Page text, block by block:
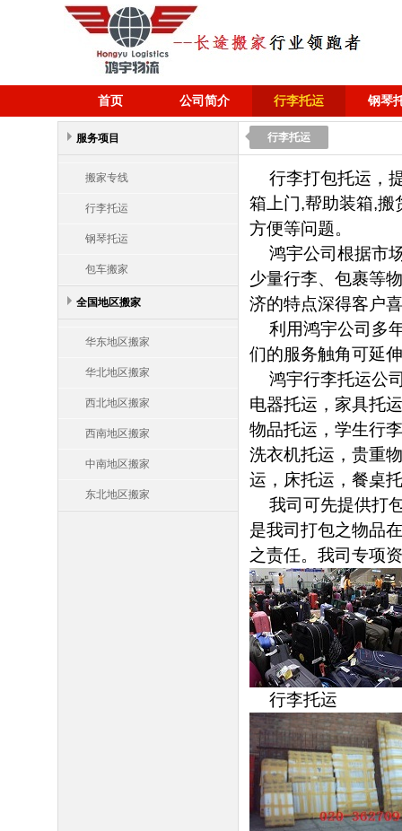
首页 公司简介 行李托运 钢琴
服务项目
搬家专线
行李托运
钢琴托运
包车搬家
全国地区搬家
华东地区搬家
华北地区搬家
西北地区搬家
西南地区搬家
中南地区搬家
东北地区搬家
行李托运
行李打包托运，
箱上门,帮助装箱,搬
方便等问题。
鸿宇公司根据市
少量行李、包裹等
济的特点深得客户
利用鸿宇公司多
们的服务触角可延
鸿宇行李托运公
电器托运，家具托
物品托运，学生行
洗衣机托运，贵重
运，床托运，餐桌
我司可先提供打
是我司打包之物品
之责任。我司专项
行李托运